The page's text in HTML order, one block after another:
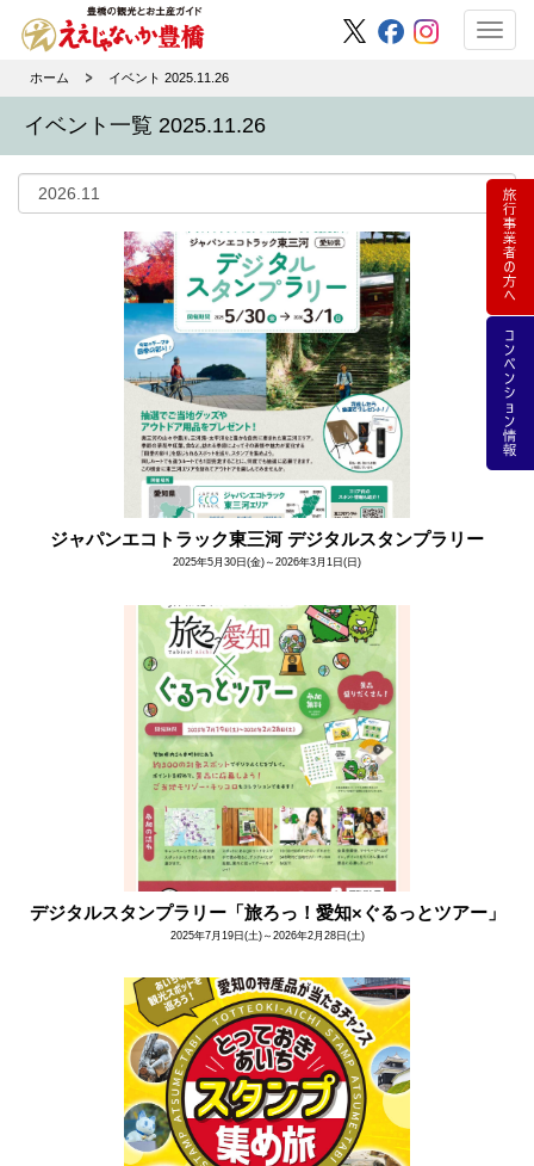
ホーム イベント 2025.11.26
イベント一覧 2025.11.26
ジャパンエコトラック東三河 デジタルスタンプラリー
2025年5月30日(金)～2026年3月1日(日)
デジタルスタンプラリー「旅ろっ！愛知×ぐるっとツアー」
2025年7月19日(土)～2026年2月28日(土)